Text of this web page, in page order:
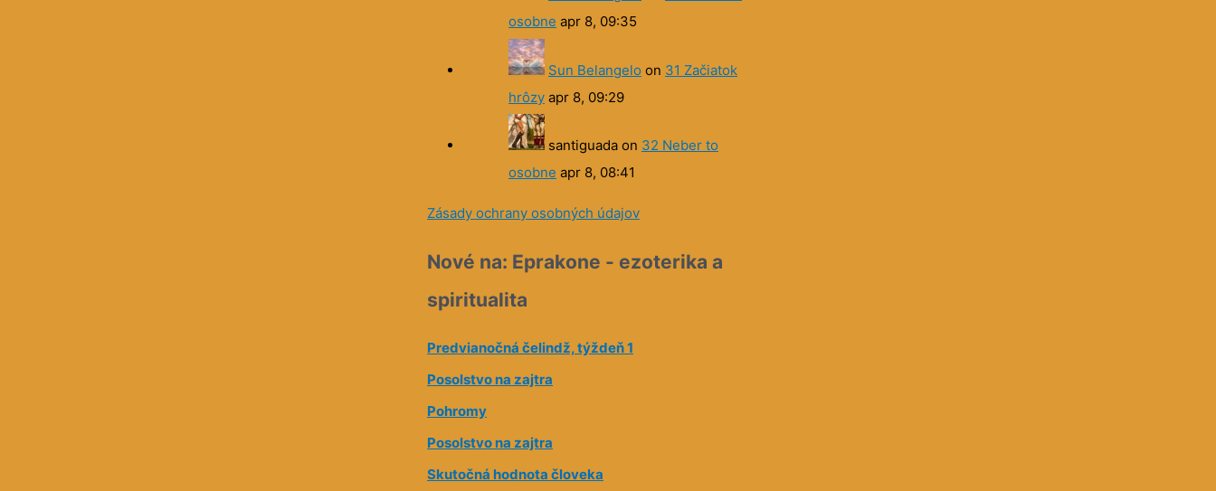
osobne apr 8, 09:35
Sun Belangelo on 31 Začiatok
hrôzy apr 8, 09:29
santiguada on 32 Neber to
osobne apr 8, 08:41
Zásady ochrany osobných údajov
Nové na: Eprakone - ezoterika a
spiritualita
Predvianočná čelindž, týždeň 1
Posolstvo na zajtra
Pohromy
Posolstvo na zajtra
Skutočná hodnota človeka